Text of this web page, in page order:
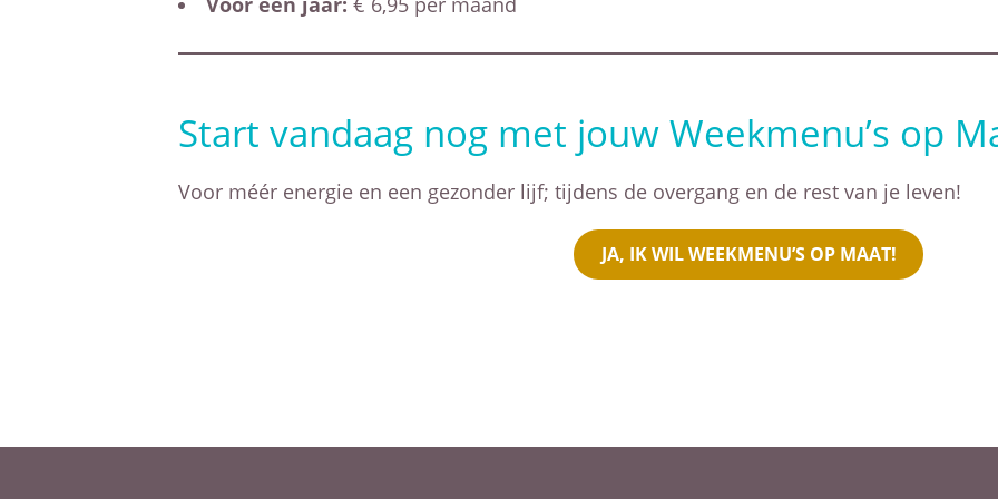
Start vandaag nog met jouw Weekmenu’s op
Voor méér energie en een gezonder lijf; tijdens de overgang en de rest van je leven!
JA, IK WIL WEEKMENU’S OP MAAT!